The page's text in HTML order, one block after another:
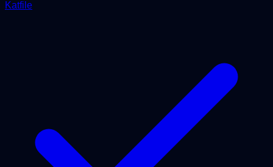
Katfile